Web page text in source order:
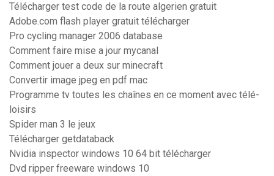
Télécharger test code de la route algerien gratuit
Adobe.com flash player gratuit télécharger
Pro cycling manager 2006 database
Comment faire mise a jour mycanal
Comment jouer a deux sur minecraft
Convertir image jpeg en pdf mac
Programme tv toutes les chaînes en ce moment avec télé-
loisirs
Spider man 3 le jeux
Télécharger getdataback
Nvidia inspector windows 10 64 bit télécharger
Dvd ripper freeware windows 10